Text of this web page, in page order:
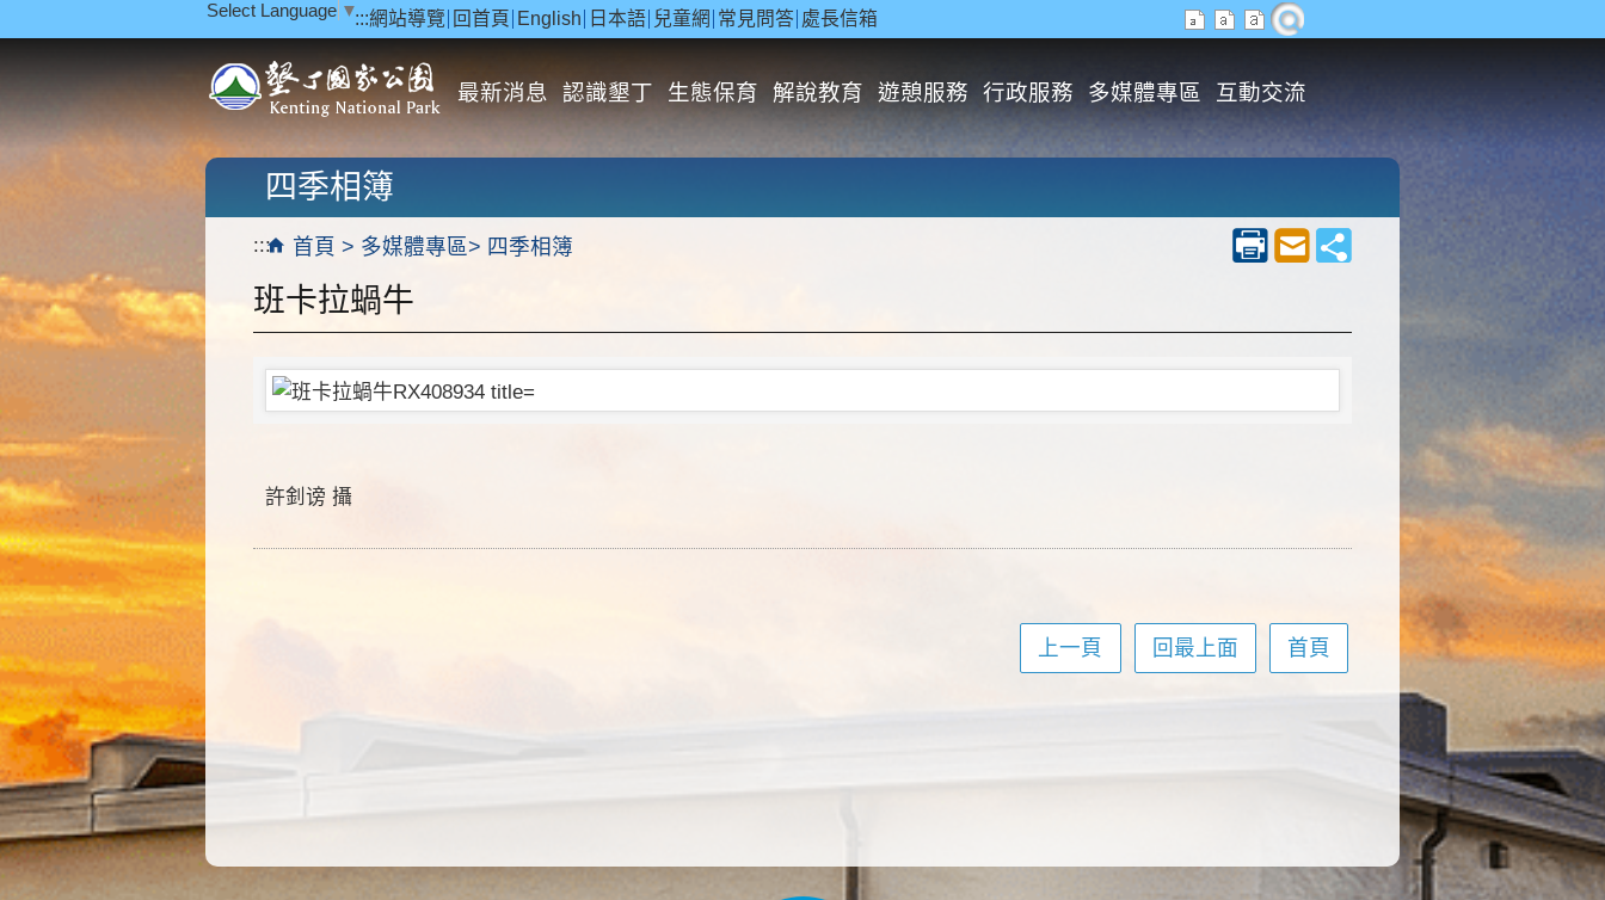
:::網站導覽 回首頁 English 日本語 兒童網 常見問答 處長信箱
Select Language ▼
最新消息 認識墾丁 生態保育 解說教育 遊憩服務 行政服務 多媒體專區 互動交流
::: 首頁 多媒體專區 四季相簿
四季相簿
班卡拉蝸牛
許釗谤 攝
上一頁 回最上面 首頁